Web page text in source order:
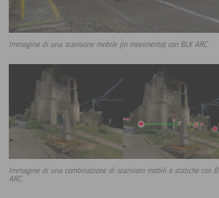
Immagine di una scansione mobile (in movimento) con BLK ARC.
Immagine di una combinazione di scansioni mobili e statiche con
ARC.